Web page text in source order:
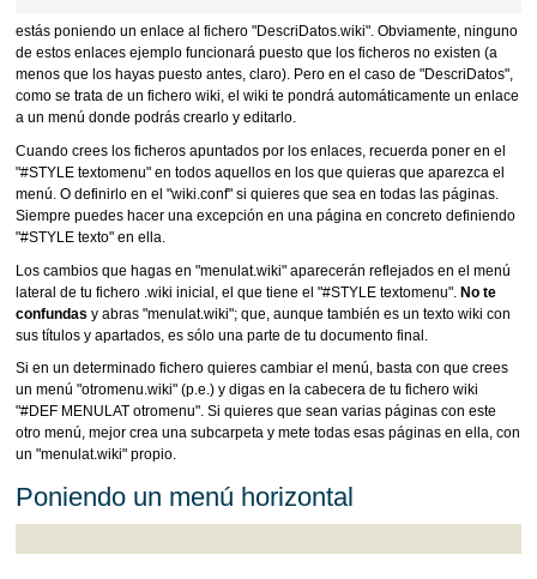
estás poniendo un enlace al fichero "DescriDatos.wiki". Obviamente, ninguno
de estos enlaces ejemplo funcionará puesto que los ficheros no existen (a
menos que los hayas puesto antes, claro). Pero en el caso de "DescriDatos",
como se trata de un fichero wiki, el wiki te pondrá automáticamente un enlace
a un menú donde podrás crearlo y editarlo.
Cuando crees los ficheros apuntados por los enlaces, recuerda poner en el
"#STYLE textomenu" en todos aquellos en los que quieras que aparezca el
menú. O definirlo en el "wiki.conf" si quieres que sea en todas las páginas.
Siempre puedes hacer una excepción en una página en concreto definiendo
"#STYLE texto" en ella.
Los cambios que hagas en "menulat.wiki" aparecerán reflejados en el menú
lateral de tu fichero .wiki inicial, el que tiene el "#STYLE textomenu". No te
confundas y abras "menulat.wiki"; que, aunque también es un texto wiki con
sus títulos y apartados, es sólo una parte de tu documento final.
Si en un determinado fichero quieres cambiar el menú, basta con que crees
un menú "otromenu.wiki" (p.e.) y digas en la cabecera de tu fichero wiki
"#DEF MENULAT otromenu". Si quieres que sean varias páginas con este
otro menú, mejor crea una subcarpeta y mete todas esas páginas en ella, con
un "menulat.wiki" propio.
Poniendo un menú horizontal